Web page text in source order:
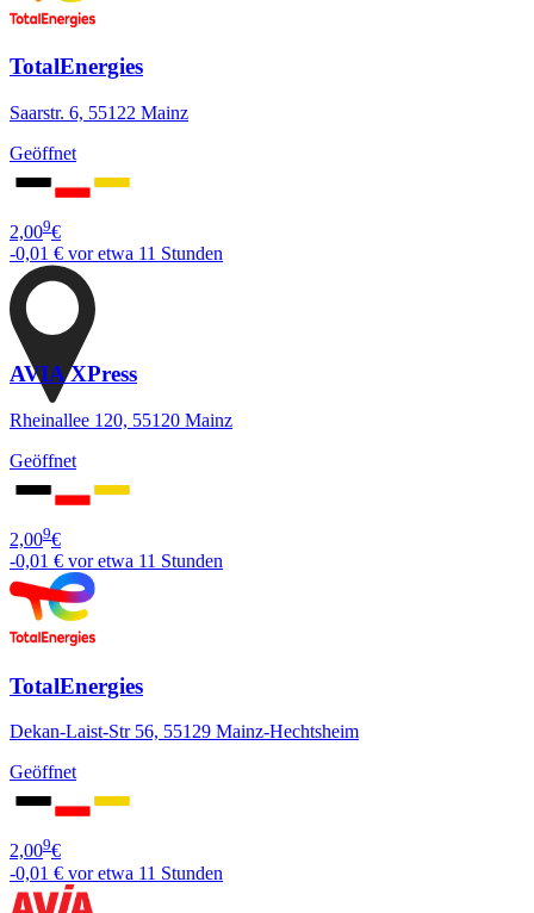
TotalEnergies
Saarstr. 6, 55122 Mainz
Geöffnet
2,009€
-0,01 € vor etwa 11 Stunden
AVIA XPress
Rheinallee 120, 55120 Mainz
Geöffnet
2,009€
-0,01 € vor etwa 11 Stunden
TotalEnergies
Dekan-Laist-Str 56, 55129 Mainz-Hechtsheim
Geöffnet
2,009€
-0,01 € vor etwa 11 Stunden